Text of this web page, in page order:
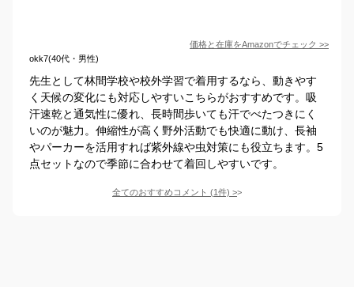
価格と在庫をAmazonでチェック >>
okk7(40代・男性)
先生として林間学校や校外学習で着用するなら、動きやす
く天候の変化にも対応しやすいこちらがおすすめです。吸
汗速乾と通気性に優れ、長時間歩いても汗でべたつきにく
いのが魅力。伸縮性が高く野外活動でも快適に動け、長袖
やパーカーを活用すれば紫外線や虫対策にも役立ちます。5
点セットなので季節に合わせて着回しやすいです。
全てのおすすめコメント (1件) >